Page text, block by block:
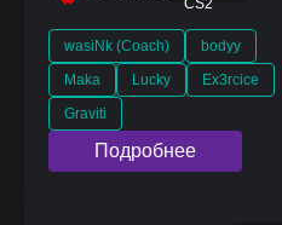
wasiNk (Coach)
bodyy
Maka
Lucky
Ex3rcice
Graviti
Подробнее